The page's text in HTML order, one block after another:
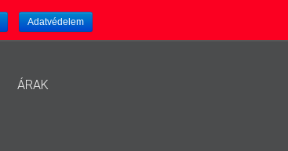
ÁRAK
Adatvédelem